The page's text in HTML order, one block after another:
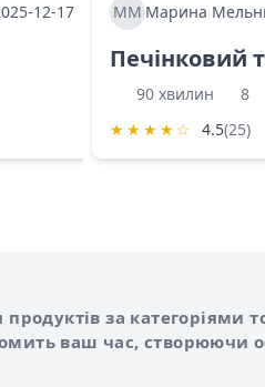
12-17 МММарина
Печінковий
90 хвилин
8
★ ★ ★ ★ ☆ 4.5(25)
за категоріями
ваш час, створюючи